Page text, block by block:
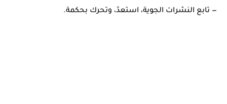
— تابع النشرات الجوية، استعدّ، وتحرك بحكمة.